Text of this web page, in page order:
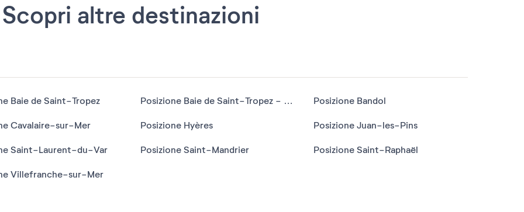
Scopri altre destinazioni
Baie de Saint-Tropez Posizione Baie de Saint-Tropez - Les Issambres Posizione Bandol
Cavalaire-sur-Mer Posizione Hyères Posizione Juan-les-Pins
Saint-Laurent-du-Var Posizione Saint-Mandrier Posizione Saint-Raphaël
Villefranche-sur-Mer